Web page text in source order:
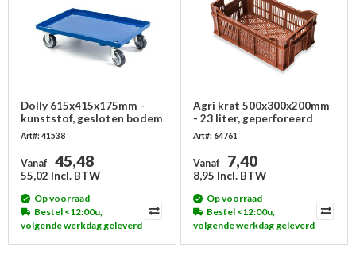
Dolly 615x415x175mm -
kunststof, gesloten bodem
Art#: 41538
Vanaf 45,48
55,02 Incl. BTW
Op voorraad
Bestel <12:00u,
volgende werkdag geleverd
Agri krat 500x300x200mm
- 23 liter, geperforeerd
Art#: 64761
Vanaf 7,40
8,95 Incl. BTW
Op voorraad
Bestel <12:00u,
volgende werkdag geleverd